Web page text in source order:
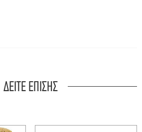
ΔΕΙΤΕ ΕΠΙΣΗΣ